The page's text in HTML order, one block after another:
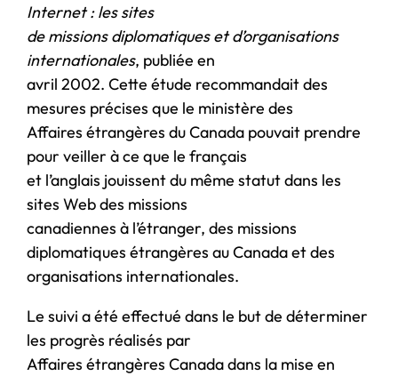
Internet : les sites
de missions diplomatiques et d’organisations
internationales, publiée en
avril 2002. Cette étude recommandait des
mesures précises que le ministère des
Affaires étrangères du Canada pouvait prendre
pour veiller à ce que le français
et l’anglais jouissent du même statut dans les
sites Web des missions
canadiennes à l’étranger, des missions
diplomatiques étrangères au Canada et des
organisations internationales.
Le suivi a été effectué dans le but de déterminer
les progrès réalisés par
Affaires étrangères Canada dans la mise en